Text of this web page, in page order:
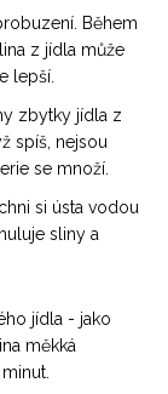
Během
z jídla může
lepší.
zbytky jídla z
spíš, nejsou
se množí.
si ústa vodou
sliny a
jídla - jako
měkká